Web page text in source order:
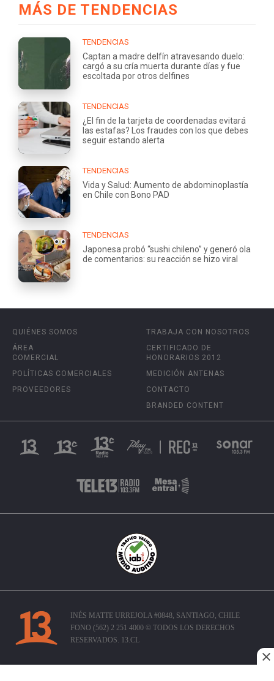
MÁS DE TENDENCIAS
TENDENCIAS
Captan a madre delfín atravesando duelo:
cargó a su cría muerta durante días y fue
escoltada por otros delfines
TENDENCIAS
¿El fin de la tarjeta de coordenadas evitará
las estafas? Los fraudes con los que debes
seguir estando alerta
TENDENCIAS
Vida y Salud: Aumento de abdominoplastía
en Chile con Bono PAD
TENDENCIAS
Japonesa probó “sushi chileno” y generó ola
de comentarios: su reacción se hizo viral
QUIÉNES SOMOS
ÁREA
COMERCIAL
POLÍTICAS COMERCIALES
PROVEEDORES
TRABAJA CON NOSOTROS
CERTIFICADO DE
HONORARIOS 2012
MEDICIÓN ANTENAS
CONTACTO
BRANDED CONTENT
INÉS MATTE URREJOLA #0848, SANTIAGO, CHILE
FONO (562) 2 251 4000 © TODOS LOS DERECHOS
RESERVADOS. 13.CL